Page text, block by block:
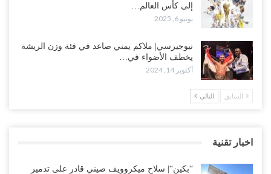
إلى كأس العالم…
يونيو 6, 2025
نيوجيرسي| ملاكم يمني صاعد في فئة وزن الريشة
يخطف الأضواء في…
أكتوبر 14, 2024
السابق التالي
اخبار تقنية
“بكين“| سلاح ميكروويف صيني قادر على تدمير